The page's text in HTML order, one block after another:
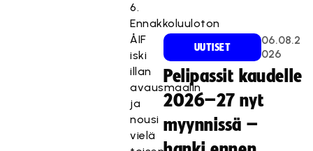
6.
Ennakkoluuloton
ÅIF
iski
illan
avausmaalin
ja
nousi
vielä
UUTISET
06.08.2
026
Pelipassit kaudelle
2026–27 nyt
myynnissä –